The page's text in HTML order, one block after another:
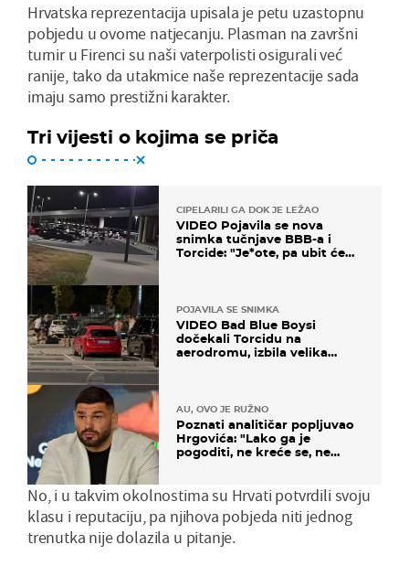
Hrvatska reprezentacija upisala je petu uzastopnu
pobjedu u ovome natjecanju. Plasman na završni
turnir u Firenci su naši vaterpolisti osigurali već
ranije, tako da utakmice naše reprezentacije sada
imaju samo prestižni karakter.
Tri vijesti o kojima se priča
CIPELARILI GA DOK JE LEŽAO
VIDEO Pojavila se nova
snimka tučnjave BBB-a i
Torcide: "Je*ote, pa ubit će
POJAVILA SE SNIMKA
VIDEO Bad Blue Boysi
dočekali Torcidu na
aerodromu, izbila velika
AU, OVO JE RUŽNO
Poznati analitičar popljuvao
Hrgovića: "Lako ga je
pogoditi, ne kreće se, ne
No, i u takvim okolnostima su Hrvati potvrdili svoju
klasu i reputaciju, pa njihova pobjeda niti jednog
trenutka nije dolazila u pitanje.